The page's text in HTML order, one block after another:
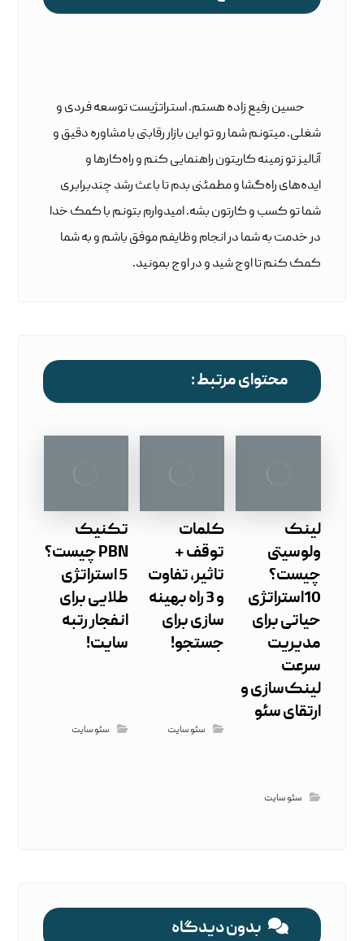
حسین رفیع زاده هستم. استراتژیست توسعه فردی و
شغلی. میتونم شما رو تو این بازار رقابتی با مشاوره دقیق و
آنالیز تو زمینه کاریتون راهنمایی کنم و راه‌کارها و
ایده‌های راه‌گشا و مطمئنی بدم تا باعث رشد چندبرابری
شما تو کسب و کارتون بشه. امیدوارم بتونم با کمک خدا
در خدمت به شما در انجام وظایفم موفق باشم و به شما
کمک کنم تا اوج شید و در اوج بمونید.
محتوای مرتبط :
لینک
ولوسیتی
چیست؟
10استراتژی
حیاتی برای
مدیریت
سرعت
لینک‌سازی و
ارتقای سئو
سئو سایت
کلمات
توقف +
تاثیر، تفاوت
و 3 راه بهینه
سازی برای
جستجو!
سئو سایت
تکنیک
PBN چیست؟
5 استراتژی
طلایی برای
انفجار رتبه
سایت!
سئو سایت
بدون دیدگاه